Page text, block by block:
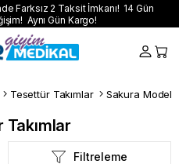
Farksız 2 Taksit İmkanı! 14 Gün
Aynı Gün Kargo!
Tesettür Takımlar Sakura Model
Filtreleme